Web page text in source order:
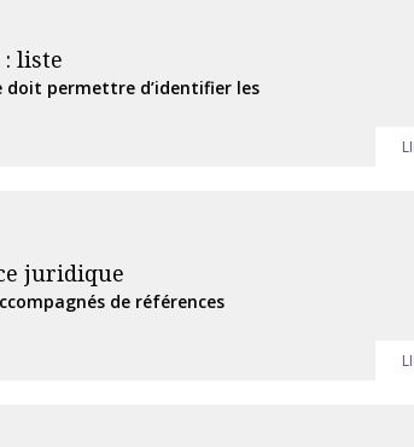
liste
doit permettre d’identifier les
juridique
de références